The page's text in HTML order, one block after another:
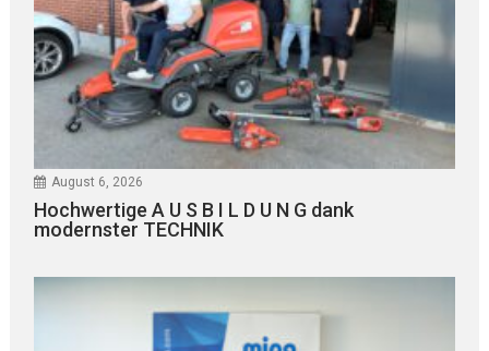
August 6, 2026
Hochwertige A U S B I L D U N G dank
modernster TECHNIK